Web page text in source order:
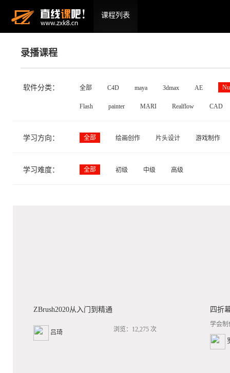
课程列表
录播课程
软件分类： 全部 C4D maya 3dmax AE
Flash painter MARI Realflow CAD
学习方向： 全部 绘画创作 片头设计 游戏制作
学习难度： 全部 初级 中级 高级
ZBrush2020从入门到精通
吕琦 浏览：12,275 次
四折
学会制